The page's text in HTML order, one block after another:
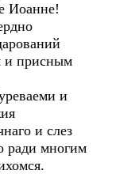
Иоанне!
и присным
и
и слез
ради многим